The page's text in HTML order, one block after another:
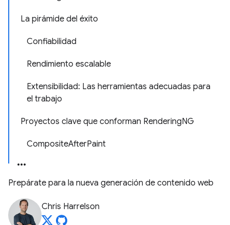
La pirámide del éxito
Confiabilidad
Rendimiento escalable
Extensibilidad: Las herramientas adecuadas para
el trabajo
Proyectos clave que conforman RenderingNG
CompositeAfterPaint
Prepárate para la nueva generación de contenido web
Chris Harrelson